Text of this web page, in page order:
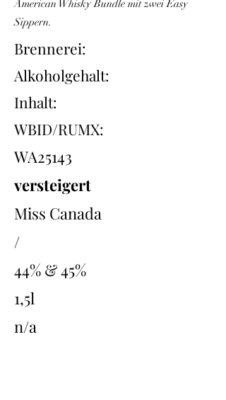
American Whisky Bundle mit zwei Easy
Sippern.
Brennerei:
Alkoholgehalt:
Inhalt:
WBID/RUMX:
WA25143
versteigert
Miss Canada
/
44% & 45%
1,5l
n/a